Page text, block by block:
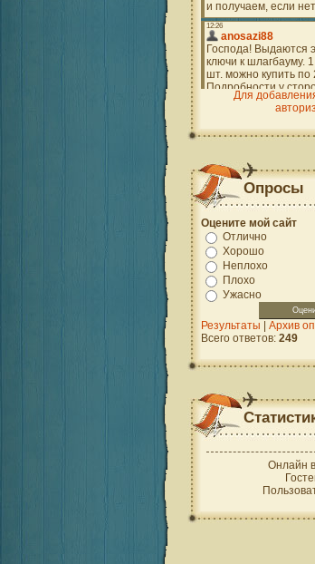
Для
Опросы
Оцените мой сайт
Отлично
Хорошо
Неплохо
Плохо
Ужасно
Результаты | Архив
Всего ответов: 249
Онлайн